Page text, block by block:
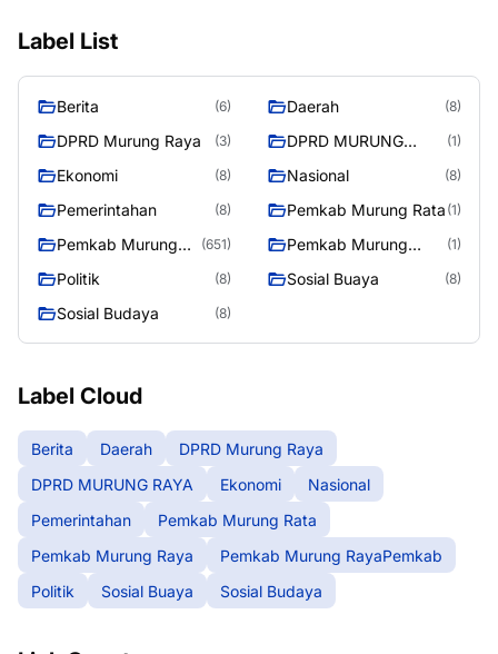
Label List
Berita (6) Daerah (8)
DPRD Murung Raya (3)
DPRD MURUNG
(1)
Ekonomi (8) Nasional (8)
Pemerintahan (8) Pemkab Murung Rata (1)
Pemkab Murung
(651)
Pemkab Murung
(1)
Politik (8) Sosial Buaya (8)
Sosial Budaya (8)
Label Cloud
Berita Daerah
DPRD Murung Raya
DPRD MURUNG RAYA
Ekonomi
Nasional
Pemerintahan
Pemkab Murung Rata
Pemkab Murung Raya
Pemkab Murung RayaPemkab
Politik
Sosial Buaya Sosial Budaya